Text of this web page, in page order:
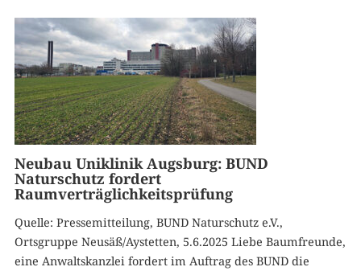
Neubau Uniklinik Augsburg: BUND
Naturschutz fordert
Raumverträglichkeitsprüfung
Quelle: Pressemitteilung, BUND Naturschutz e.V.,
Ortsgruppe Neusäß/Aystetten, 5.6.2025 Liebe Baumfreunde,
eine Anwaltskanzlei fordert im Auftrag des BUND die